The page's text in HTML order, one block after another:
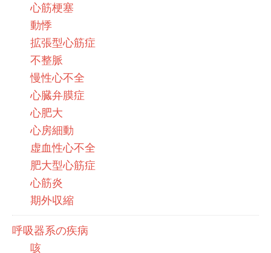
心筋梗塞
動悸
拡張型心筋症
不整脈
慢性心不全
心臓弁膜症
心肥大
心房細動
虚血性心不全
肥大型心筋症
心筋炎
期外収縮
呼吸器系の疾病
咳